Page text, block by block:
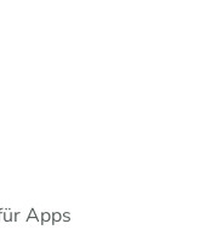
Apps